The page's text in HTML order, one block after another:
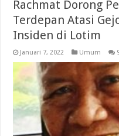
Rachmat Dorong
Terdepan Atasi
Insiden di Lotim
Januari 7, 2022 Umum